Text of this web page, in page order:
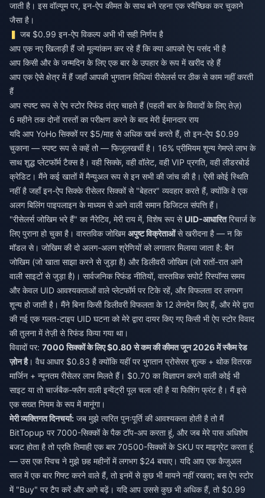
जाती है। इस वॉल्यूम पर, इन-ऐप कीमत के साथ बने रहना एक स्वैच्छिक कर चुकाने
जैसा है।
जब $0.99 इन-ऐप विकल्प अभी भी सही निर्णय है
आप एक नए खिलाड़ी हैं जो मूल्यांकन कर रहे हैं कि क्या आपको ऐप पसंद भी है
आप किसी और के जन्मदिन के लिए एक बार के उपहार के रूप में खरीद रहे हैं
आप एक ऐसे क्षेत्र में हैं जहाँ आपकी भुगतान विधियां रीसेलर्स पर ठीक से काम नहीं करती
हैं
आप स्पष्ट रूप से ऐप स्टोर रिफंड तंत्र चाहते हैं (पहली बार के विवादों के लिए तेज़)
6 महीने तक दोनों रास्तों का परीक्षण करने के बाद मेरी ईमानदार राय
यदि आप YoHo सिक्कों पर $5/माह से अधिक खर्च करते हैं, तो इन-ऐप $0.99
चुकाना — स्पष्ट रूप से कहें तो — फिजूलखर्ची है। 16% प्रीमियम शून्य गेमप्ले लाभ के
साथ शुद्ध प्लेटफॉर्म टैक्स है। वही सिक्के, वही वॉलेट, वही VIP प्रगति, वही लीडरबोर्ड
क्रेडिट। मैंने कई खातों में मैन्युअल रूप से इन सभी की जांच की है। ऐसी कोई स्थिति
नहीं है जहाँ इन-ऐप सिक्के रीसेलर सिक्कों से "बेहतर" व्यवहार करते हैं, क्योंकि वे एक
अलग बिलिंग पाइपलाइन के माध्यम से आने वाली समान डिजिटल संपत्ति हैं।
"रीसेलर्स जोखिम भरे हैं" का नैरेटिव, मेरी राय में, विशेष रूप सेUID-आधारितरिचार्ज के
लिए पुराना हो चुका है। वास्तविक जोखिमअपुष्ट विक्रेताओंसे खरीदना है — न कि
मॉडल से। जोखिम की दो अलग-अलग श्रेणियों को लगातार मिलाया जाता है: बैन
जोखिम (जो खाता साझा करने से जुड़ा है) और डिलीवरी जोखिम (जो रातों-रात आने
वाली साइटों से जुड़ा है)। सार्वजनिक रिफंड नीतियों, वास्तविक सपोर्ट रिस्पॉन्स समय
और केवल UID आवश्यकताओं वाले प्लेटफॉर्म पर टिके रहें, और विफलता दर लगभग
शून्य हो जाती है। मैंने बिना किसी डिलीवरी विफलता के 12 लेनदेन किए हैं, और मेरे द्वारा
की गई एक गलत-टाइप UID घटना को मेरे द्वारा दायर किए गए किसी भी ऐप स्टोर विवाद
की तुलना में तेज़ी से रिफंड किया गया था।
विवादों पर: 7000 सिक्कों के लिए $0.80 से कम की कीमत जून 2026 में स्कैम रेड
ज़ोन है। वैध आधार $0.83 है क्योंकि यहीं पर भुगतान प्रोसेसर शुल्क + थोक वितरक
मार्जिन + न्यूनतम रीसेलर लाभ मिलते हैं। $0.70 का विज्ञापन करने वाली कोई भी
साइट या तो चार्जबैक-फ्लैग वाली इन्वेंट्री पूल चला रही है या फिशिंग फ्रंट है। मैं इसे
एक सख्त नियम के रूप में मानूंगा।
मेरी व्यक्तिगत दिनचर्या: जब मुझे त्वरित पुनःपूर्ति की आवश्यकता होती है तो मैं
BitTopup पर 7000-सिक्कों के पैक टॉप-अप करता हूं, और जब मेरे पास अधिशेष
बजट होता है तो प्रति तिमाही एक बार 70500-सिक्कों के SKU पर माइग्रेट करता हूं
— उस एक स्विच ने मुझे छह महीनों में लगभग $24 बचाए। यदि आप एक कैजुअल
साल में एक बार गिफ्ट करने वाले हैं, तो इनमें से कुछ भी मायने नहीं रखता; बस ऐप स्टोर
में "Buy" पर टैप करें और आगे बढ़ें। यदि आप उससे कुछ भी अधिक हैं, तो $0.99